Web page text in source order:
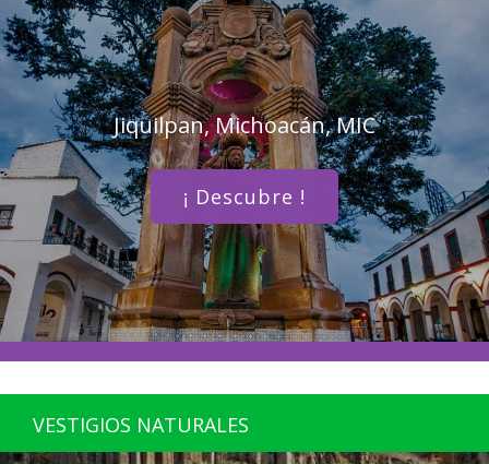
Jiquilpan, Michoacán, MIC
¡ Descubre !
VESTIGIOS NATURALES